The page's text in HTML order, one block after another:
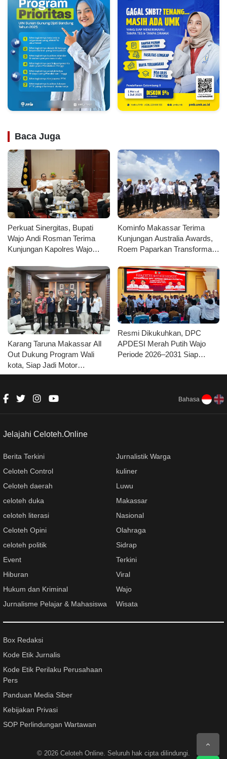
Baca Juga
Perkuat Sinergitas, Bupati
Wajo Andi Rosman Terima
Kunjungan Kapolres Wajo
Kominfo Makassar Terima
Kunjungan Australia Awards,
Roem Paparkan Transformasi
Kepercayaan Publik
Karang Taruna Makassar All
Out Dukung Program Wali
kota, Siap Jadi Motor
Penggerak Pilah Sampah
Resmi Dikukuhkan, DPC
APDESI Merah Putih Wajo
Periode 2026–2031 Siap
Koperasi Merah Putih
Bahasa
Jelajahi Celoteh.Online
Berita Terkini
Celoteh Control
Celoteh daerah
celoteh duka
celoteh literasi
Celoteh Opini
celoteh politik
Event
Hiburan
Hukum dan Kriminal
Jurnalisme Pelajar & Mahasiswa
Jurnalistik Warga
kuliner
Luwu
Makassar
Nasional
Olahraga
Sidrap
Terkini
Viral
Wajo
Wisata
Box Redaksi
Kode Etik Jurnalis
Kode Etik Perilaku Perusahaan
Pers
Panduan Media Siber
Kebijakan Privasi
SOP Perlindungan Wartawan
© 2026 Celoteh Online. Seluruh hak cipta dilindungi.